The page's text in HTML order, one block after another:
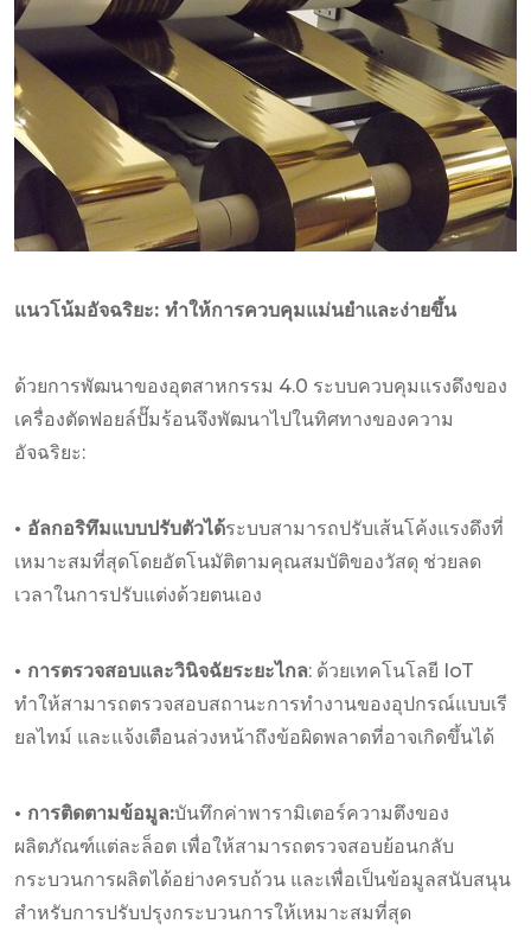
แนวโน้มอัจฉริยะ: ทำให้การควบคุมแม่นยำและง่ายขึ้น
ด้วยการพัฒนาของอุตสาหกรรม 4.0 ระบบควบคุมแรงดึงของ
เครื่องตัดฟอยล์ปั๊มร้อนจึงพัฒนาไปในทิศทางของความ
อัจฉริยะ:
• อัลกอริทึมแบบปรับตัวได้ระบบสามารถปรับเส้นโค้งแรงดึงที่
เหมาะสมที่สุดโดยอัตโนมัติตามคุณสมบัติของวัสดุ ช่วยลด
เวลาในการปรับแต่งด้วยตนเอง
• การตรวจสอบและวินิจฉัยระยะไกล: ด้วยเทคโนโลยี IoT
ทำให้สามารถตรวจสอบสถานะการทำงานของอุปกรณ์แบบเรี
ยลไทม์ และแจ้งเตือนล่วงหน้าถึงข้อผิดพลาดที่อาจเกิดขึ้นได้
• การติดตามข้อมูล:บันทึกค่าพารามิเตอร์ความตึงของ
ผลิตภัณฑ์แต่ละล็อต เพื่อให้สามารถตรวจสอบย้อนกลับ
กระบวนการผลิตได้อย่างครบถ้วน และเพื่อเป็นข้อมูลสนับสนุน
สำหรับการปรับปรุงกระบวนการให้เหมาะสมที่สุด